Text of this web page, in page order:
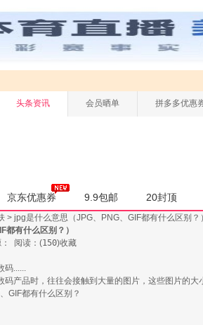
头条资讯 会员晒单 拼多多优惠
京东优惠券 9.9包邮 20封顶
> jpg是什么意思（JPG、PNG、GIF都有什么区别？）
都有什么区别？）
阅读： (150)收藏
码......
产品时，往往会接触到大量的图片，这些图片的